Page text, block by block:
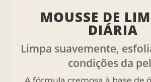
MOUSSE DE
DIÁRIA
Limpa suavemente,
condições da